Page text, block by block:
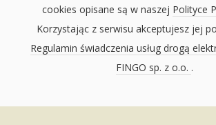
cookies opisane są w naszej Polityce
Korzystając z serwisu akceptujesz jej
Regulamin świadczenia usług drogą
FINGO sp. z o.o. .